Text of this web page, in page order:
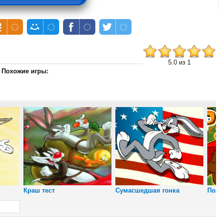
Юрского периода
5.0 из 1
Похожие игры:
Краш тест Сумасшедшая гонка